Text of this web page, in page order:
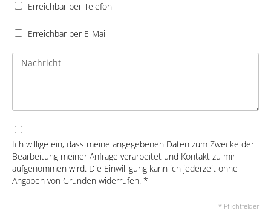
Erreichbar per Telefon
Erreichbar per E-Mail
Ich willige ein, dass meine angegebenen Daten zum Zwecke der
Bearbeitung meiner Anfrage verarbeitet und Kontakt zu mir
aufgenommen wird. Die Einwilligung kann ich jederzeit ohne
Angaben von Gründen widerrufen. *
* Pflichtfelder